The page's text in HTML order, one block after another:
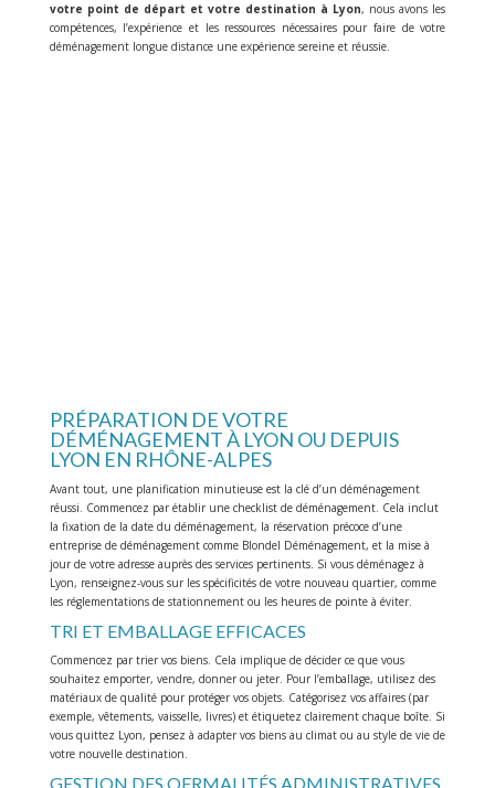
votre point de départ et votre destination à Lyon, nous avons les
compétences, l’expérience et les ressources nécessaires pour faire de votre
déménagement longue distance une expérience sereine et réussie.
PRÉPARATION DE VOTRE
DÉMÉNAGEMENT À LYON OU DEPUIS
LYON EN RHÔNE-ALPES
Avant tout, une planification minutieuse est la clé d’un déménagement
réussi. Commencez par établir une checklist de déménagement. Cela inclut
la fixation de la date du déménagement, la réservation précoce d’une
entreprise de déménagement comme Blondel Déménagement, et la mise à
jour de votre adresse auprès des services pertinents. Si vous déménagez à
Lyon, renseignez-vous sur les spécificités de votre nouveau quartier, comme
les réglementations de stationnement ou les heures de pointe à éviter.
TRI ET EMBALLAGE EFFICACES
Commencez par trier vos biens. Cela implique de décider ce que vous
souhaitez emporter, vendre, donner ou jeter. Pour l’emballage, utilisez des
matériaux de qualité pour protéger vos objets. Catégorisez vos affaires (par
exemple, vêtements, vaisselle, livres) et étiquetez clairement chaque boîte. Si
vous quittez Lyon, pensez à adapter vos biens au climat ou au style de vie de
votre nouvelle destination.
GESTION DES OFRMALITÉS ADMINISTRATIVES